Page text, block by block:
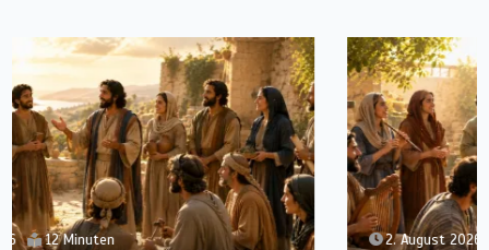
2. August 2026 12 Minuten